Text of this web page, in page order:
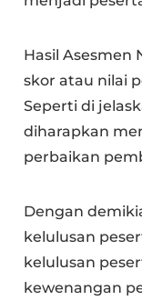
Hasil Asesmen
skor atau nilai
Seperti di
diharapkan
perbaikan
Dengan
kelulusan
kelulusan
kewenangan